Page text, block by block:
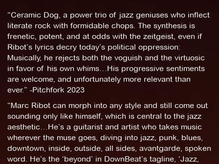
“Ceramic Dog, a power trio of jazz geniuses who inflect
literate rock with formidable chops. The synthesis is
frenetic, potent, and at odds with the zeitgeist, even if
Ribot’s lyrics decry today’s political oppression:
Musically, he rejects both the voguish and the virtuosic
in favor of his own whims…His progressive sentiments
are welcome, and unfortunately more relevant than
ever.” -Pitchfork 2023
“Marc Ribot can morph into any style and still come out
sounding only like himself, which is central to the jazz
aesthetic…He’s a guitarist and artist who takes music
wherever the muse goes, diving into jazz, punk, blues,
downtown, inside, outside, all sides, avantgarde, spoken
word. He’s the ‘beyond’ in DownBeat’s tagline, ‘Jazz,